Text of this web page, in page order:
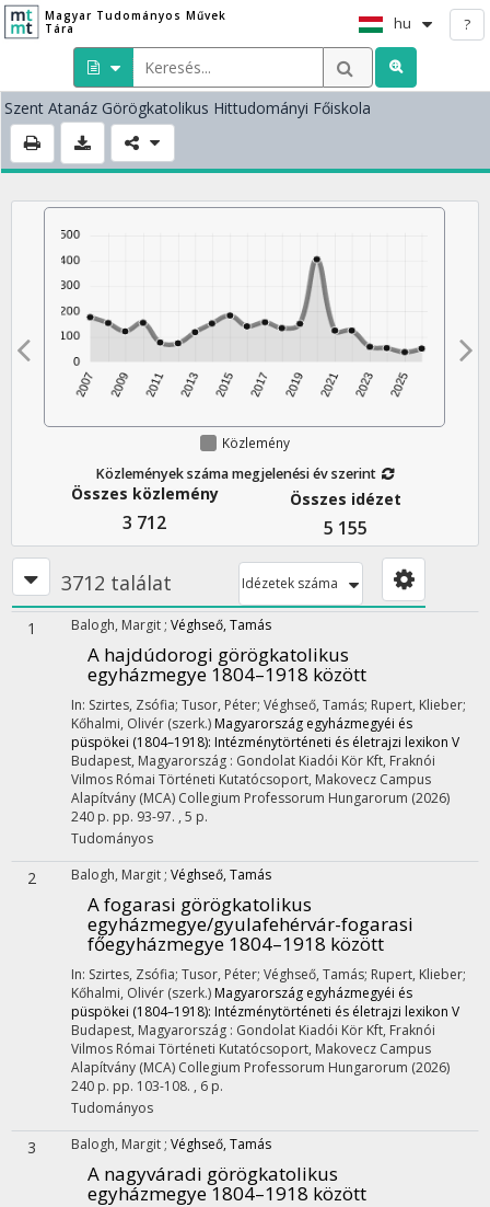
Magyar Tudományos Művek
Tára
hu ?
Szent Atanáz Görögkatolikus Hittudományi Főiskola
Közlemény
Közlemények száma megjelenési év szerint
Összes közlemény
3 712
Összes idézet
5 155
3712 találat Idézetek száma
1 Balogh, Margit ; Véghseő, Tamás
A hajdúdorogi görögkatolikus
egyházmegye 1804–1918 között
In: Szirtes, Zsófia; Tusor, Péter; Véghseő, Tamás; Rupert, Klieber;
Kőhalmi, Olivér (szerk.) Magyarország egyházmegyéi és
püspökei (1804–1918): Intézménytörténeti és életrajzi lexikon V
Budapest, Magyarország : Gondolat Kiadói Kör Kft, Fraknói
Vilmos Római Történeti Kutatócsoport, Makovecz Campus
Alapítvány (MCA) Collegium Professorum Hungarorum (2026)
240 p. pp. 93-97. , 5 p.
Tudományos
2 Balogh, Margit ; Véghseő, Tamás
A fogarasi görögkatolikus
egyházmegye/gyulafehérvár-fogarasi
főegyházmegye 1804–1918 között
In: Szirtes, Zsófia; Tusor, Péter; Véghseő, Tamás; Rupert, Klieber;
Kőhalmi, Olivér (szerk.) Magyarország egyházmegyéi és
püspökei (1804–1918): Intézménytörténeti és életrajzi lexikon V
Budapest, Magyarország : Gondolat Kiadói Kör Kft, Fraknói
Vilmos Római Történeti Kutatócsoport, Makovecz Campus
Alapítvány (MCA) Collegium Professorum Hungarorum (2026)
240 p. pp. 103-108. , 6 p.
Tudományos
3 Balogh, Margit ; Véghseő, Tamás
A nagyváradi görögkatolikus
egyházmegye 1804–1918 között